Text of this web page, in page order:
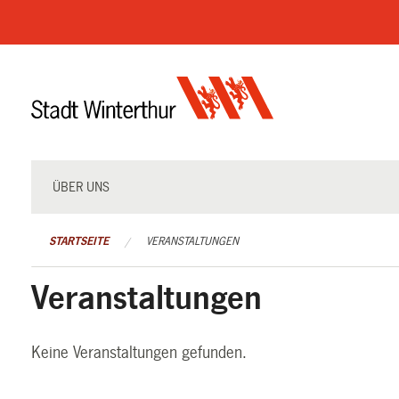
überspringen
ÜBER UNS
STARTSEITE VERANSTALTUNGEN
Veranstaltungen
Keine Veranstaltungen gefunden.